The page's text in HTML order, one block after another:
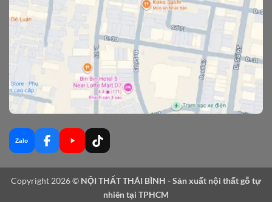
Zalo
Copyright 2026 © NỘI THẤT THÁI BÌNH - Sản xuất nội thất gỗ tự
nhiên tại TPHCM